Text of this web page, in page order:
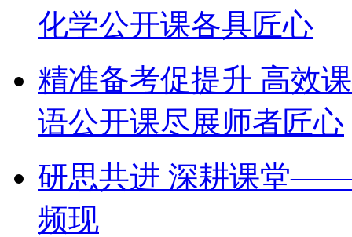
化学公开课各具匠心
精准备考促提升 高效
语公开课尽展师者匠心
研思共进 深耕课堂——
频现